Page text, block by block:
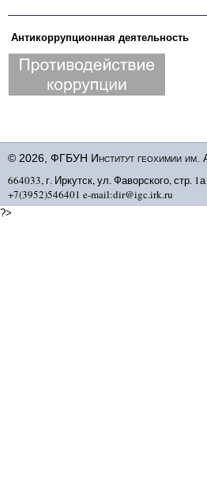
Антикоррупционная деятельность
© 2026, ФГБУН Институт геохимии
664033, г. Иркутск, ул. Фаворского, стр. 1а
+7(3952)546401 e-mail:dir@igc.irk.ru
?>